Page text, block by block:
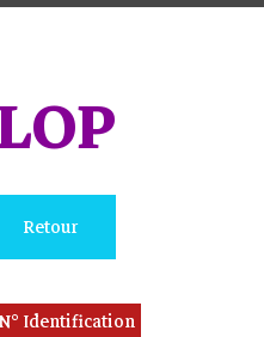
Retour
N° Identification